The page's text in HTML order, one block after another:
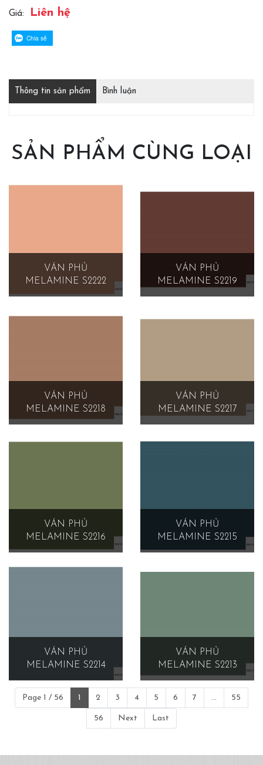
Giá: Liên hệ
Chia sẻ
Thông tin sản phẩm Bình luận
SẢN PHẨM CÙNG LOẠI
VÁN PHỦ
MELAMINE S2222
VÁN PHỦ
MELAMINE S2219
VÁN PHỦ
MELAMINE S2218
VÁN PHỦ
MELAMINE S2217
VÁN PHỦ
MELAMINE S2216
VÁN PHỦ
MELAMINE S2215
VÁN PHỦ
MELAMINE S2214
VÁN PHỦ
MELAMINE S2213
Page 1 / 56 1 2 3 4 5 6 7 ... 55
56 Next Last